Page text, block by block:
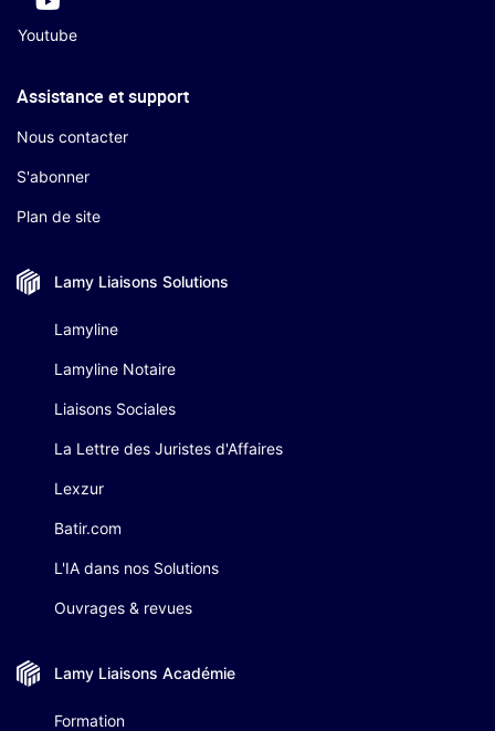
Youtube
Assistance et support
Nous contacter
S'abonner
Plan de site
Lamy Liaisons Solutions
Lamyline
Lamyline Notaire
Liaisons Sociales
La Lettre des Juristes d'Affaires
Lexzur
Batir.com
L'IA dans nos Solutions
Ouvrages & revues
Lamy Liaisons Académie
Formation